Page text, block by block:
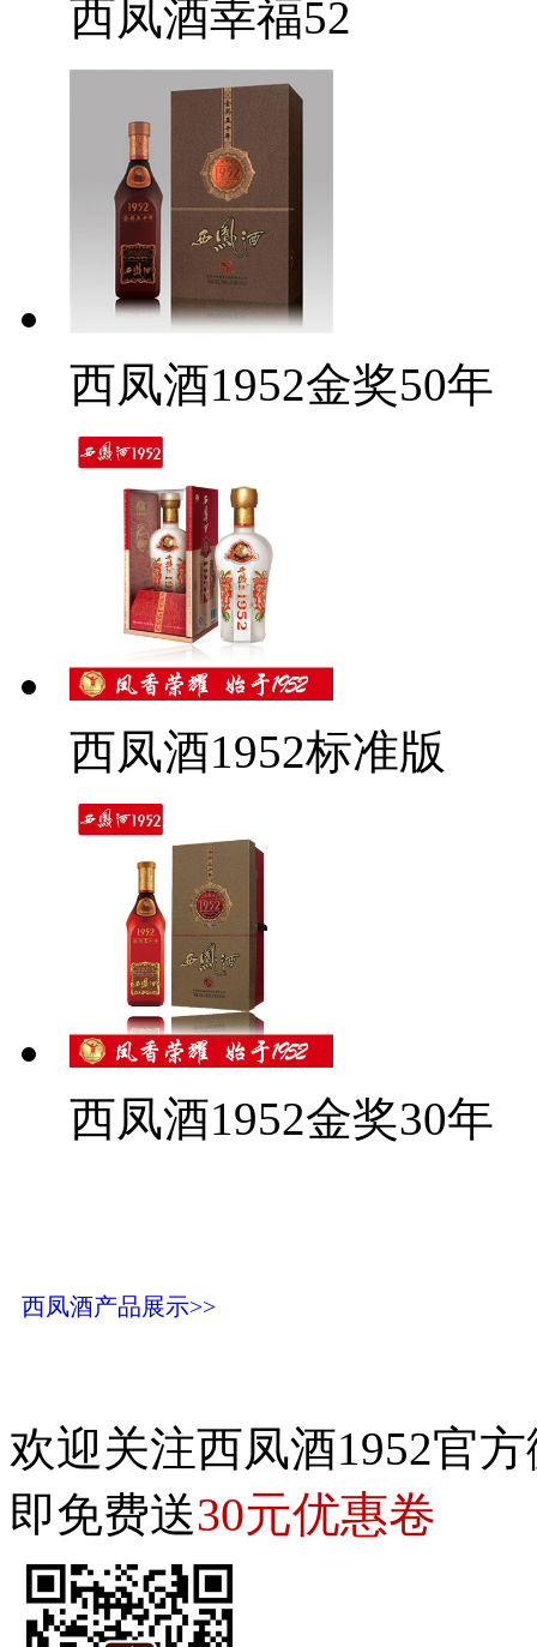
西凤酒幸福52
西凤酒1952金奖50年
西凤酒1952标准版
西凤酒1952金奖30年
西凤酒产品展示>>
欢迎关注西凤酒1952官
即免费送30元优惠卷